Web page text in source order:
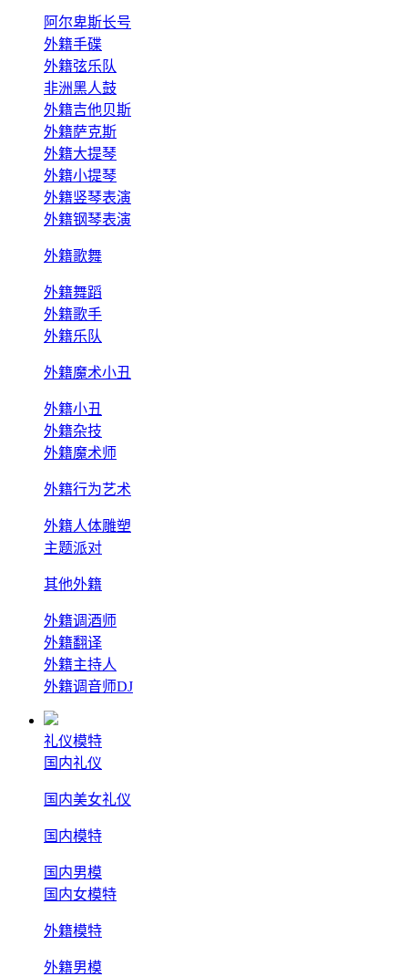
阿尔卑斯长号
外籍手碟
外籍弦乐队
非洲黑人鼓
外籍吉他贝斯
外籍萨克斯
外籍大提琴
外籍小提琴
外籍竖琴表演
外籍钢琴表演
外籍歌舞
外籍舞蹈
外籍歌手
外籍乐队
外籍魔术小丑
外籍小丑
外籍杂技
外籍魔术师
外籍行为艺术
外籍人体雕塑
主题派对
其他外籍
外籍调酒师
外籍翻译
外籍主持人
外籍调音师DJ
礼仪模特
国内礼仪
国内美女礼仪
国内模特
国内男模
国内女模特
外籍模特
外籍男模